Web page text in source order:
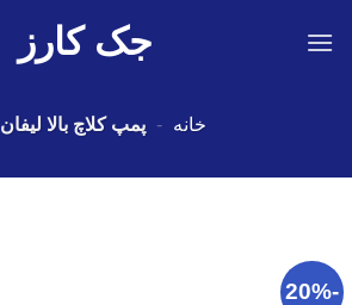
جک کارز
خانه - پمپ کلاچ بالا لیفان 620
-20%